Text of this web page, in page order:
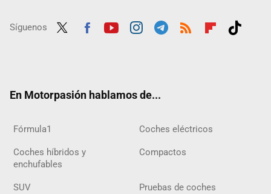
Síguenos
En Motorpasión hablamos de...
Fórmula1 Coches eléctricos
Coches híbridos y
enchufables
Compactos
SUV Pruebas de coches